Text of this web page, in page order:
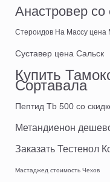
Анастровер со
Стероидов На Массу цена
Суставер цена Сальск
Купить
Сортавала
Пептид Tb 500 со
Метандиенон
Заказать Тестенол
Мастаджед стоимость Чехов